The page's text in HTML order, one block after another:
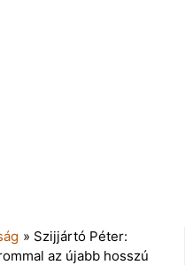
» Szijjártó Péter:
az újabb hosszú